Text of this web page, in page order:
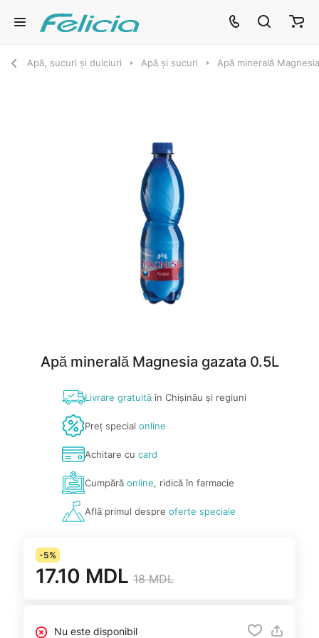
Apă, sucuri și dulciuri Apă și sucuri Apă minerală
Apă minerală Magnesia gazata 0.5L
Livrare gratuităîn Chișinău și regiuni
Preț special online
Achitare cu card
Cumpărăonline, ridică în farmacie
Află primul despre oferte speciale
-5%
17.10 MDL 18 MDL
Nu este disponibil